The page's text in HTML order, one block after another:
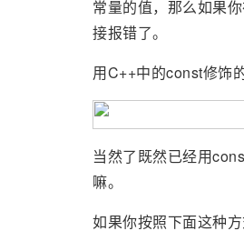
常量的值，那么如果
接报错了。
用C++中的const修饰
当然了既然已经用
嘛。
如果你按照下面这种